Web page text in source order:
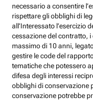
necessario a consentire
rispettare gli obblighi di
all’Interessato l’esercizio
cessazione del contratto,
massimo di 10 anni,
gestire le code del
tematiche che potessero
difesa degli interessi
obblighi di conservazione
conservazione potrebbe